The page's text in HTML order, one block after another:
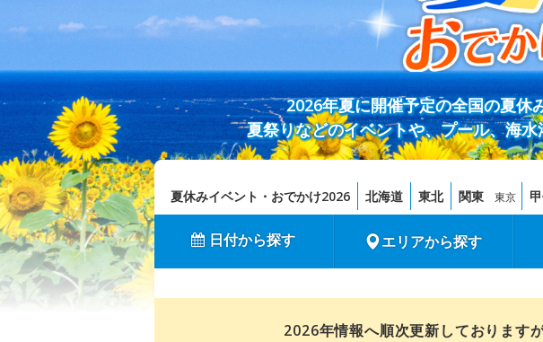
2026年夏に開催予定の全国の夏休
夏祭りなどのイベントや、プール、海
夏休みイベント・おでかけ2026 北海道 東北 関東 東京
日付から探す エリアから探す
2026年情報へ順次更新しております